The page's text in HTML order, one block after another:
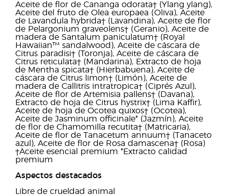
Aceite de flor de Cananga odorata† (Ylang ylang),
Aceite del fruto de Olea europaea (Oliva), Aceite
de Lavandula hybrida† (Lavandina), Aceite de flor
de Pelargonium graveolens† (Geranio), Aceite de
madera de Santalum paniculatum† (Royal
Hawaiian™ sandalwood), Aceite de cáscara de
Citrus paradisi† (Toronja), Aceite de cáscara de
Citrus reticulata† (Mandarina), Extracto de hoja
de Mentha spicata† (Hierbabuena), Aceite de
cáscara de Citrus limon† (Limón), Aceite de
madera de Callitris intratropica† (Ciprés Azul),
Aceite de flor de Artemisia pallens† (Davana),
Extracto de hoja de Citrus hystrix† (Lima Kaffir),
Aceite de hoja de Ocotea quixos† (Ocotea),
Aceite de Jasminum officinale* (Jazmín), Aceite
de flor de Chamomilla recutita† (Matricaria),
Aceite de flor de Tanacetum annuum† (Tanaceto
azul), Aceite de flor de Rosa damascena† (Rosa)
†Aceite esencial premium *Extracto calidad
premium
Aspectos destacados
Libre de crueldad animal